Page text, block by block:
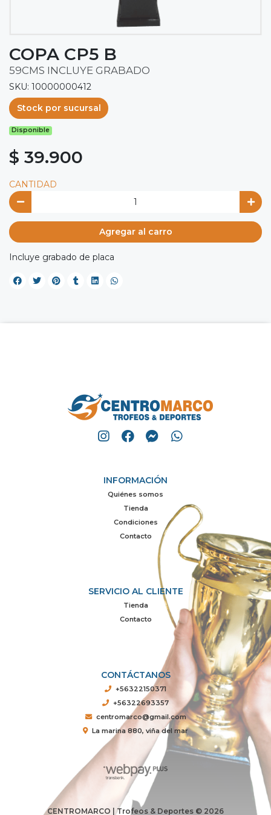
COPA CP5 B
59CMS INCLUYE GRABADO
SKU: 10000000412
Stock por sucursal
Disponible
$ 39.900
CANTIDAD
Agregar al carro
Incluye grabado de placa
INFORMACIÓN
Quiénes somos
Tienda
Condiciones
Contacto
SERVICIO AL CLIENTE
Tienda
Contacto
CONTÁCTANOS
+56322150371
+56322693357
centromarco@gmail.com
La marina 880, viña del mar
CENTROMARCO | Trofeos & Deportes © 2026